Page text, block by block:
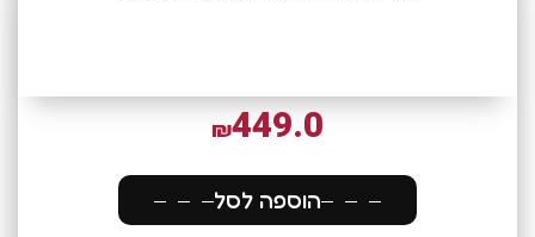
₪449.0
הוספה לסל